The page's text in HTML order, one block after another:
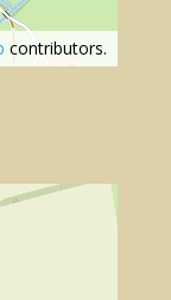
contributors.